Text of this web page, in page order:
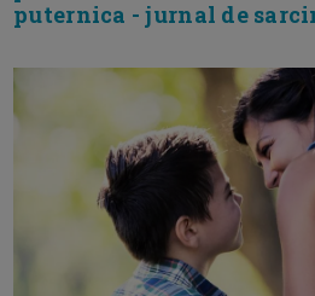
puternica - jurnal de